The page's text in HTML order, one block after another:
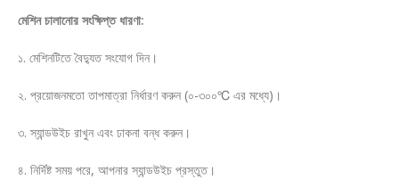
মেশিন চালানোর সংক্ষিপ্ত ধারণা:
১. মেশিনটিতে বৈদ্যুত সংযোগ দিন।
২. প্রয়োজনমতো তাপমাত্রা নির্ধারণ করুন (০-৩০০℃ এর মধ্যে)।
৩. স্যান্ডউইচ রাখুন এবং ঢাকনা বন্ধ করুন।
৪. নির্দিষ্ট সময় পরে, আপনার স্যান্ডউইচ প্রস্তুত।